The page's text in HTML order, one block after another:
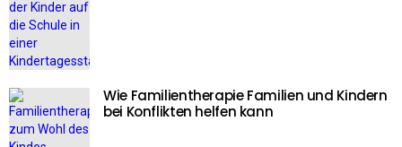
Wie Familientherapie Familien und Kindern
bei Konflikten helfen kann